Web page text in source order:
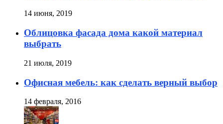
14 июня, 2019
Облицовка фасада дома какой материал
выбрать
21 июля, 2019
Офисная мебель: как сделать верный выбор
14 февраля, 2016